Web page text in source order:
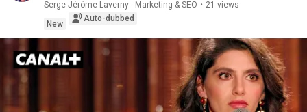
Serge-Jérôme Laverny - Marketing & SEO • 21 views
New
Auto-dubbed